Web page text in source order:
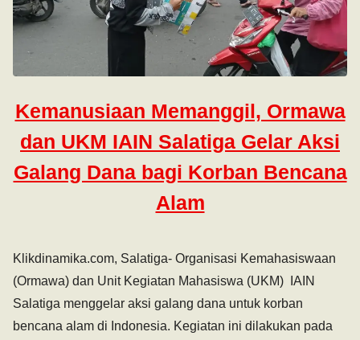
Kemanusiaan Memanggil, Ormawa
dan UKM IAIN Salatiga Gelar Aksi
Galang Dana bagi Korban Bencana
Alam
Klikdinamika.com, Salatiga- Organisasi Kemahasiswaan
(Ormawa) dan Unit Kegiatan Mahasiswa (UKM) IAIN
Salatiga menggelar aksi galang dana untuk korban
bencana alam di Indonesia. Kegiatan ini dilakukan pada